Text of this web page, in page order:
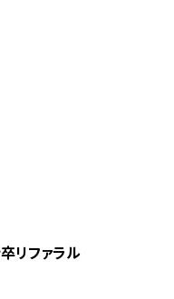
ファラル